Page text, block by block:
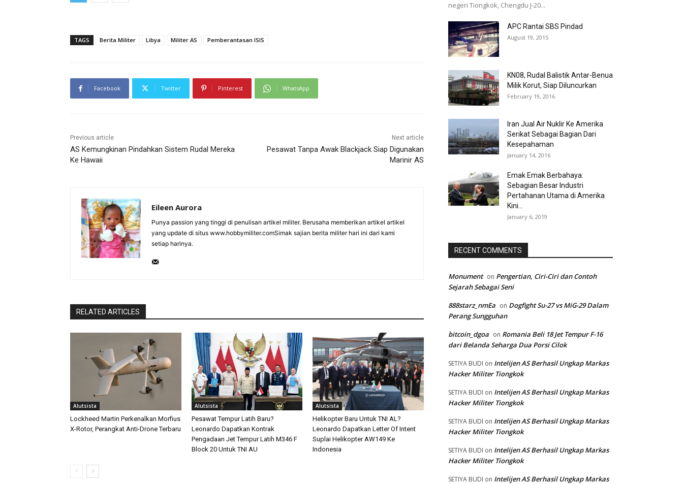
TAGS Berita Militer Libya Militer AS Pemberantasan ISIS
Facebook Twitter Pinterest WhatsApp
Previous article
AS Kemungkinan Pindahkan Sistem Rudal Mereka
Ke Hawaii
Next article
Pesawat Tanpa Awak Blackjack Siap Digunakan
Marinir AS
Eileen Aurora
Punya passion yang tinggi di penulisan artikel militer. Berusaha memberikan artikel artikel
yang update di situs www.hobbymiliter.comSimak sajian berita militer hari ini dari kami
setiap harinya.
RELATED ARTICLES
Alutsista
Lockheed Martin Perkenalkan Morfius
X-Rotor, Perangkat Anti-Drone Terbaru
Alutsista
Pesawat Tempur Latih Baru?
Leonardo Dapatkan Kontrak
Pengadaan Jet Tempur Latih M346 F
Block 20 Untuk TNI AU
Alutsista
Helikopter Baru Untuk TNI AL?
Leonardo Dapatkan Letter Of Intent
Suplai Helikopter AW149 Ke
Indonesia
negeri Tiongkok, Chengdu J-20...
APC Rantai SBS Pindad
August 19, 2015
KN08, Rudal Balistik Antar-Benua
Milik Korut, Siap Diluncurkan
February 19, 2016
Iran Jual Air Nuklir Ke Amerika
Serikat Sebagai Bagian Dari
Kesepahaman
January 14, 2016
Emak Emak Berbahaya:
Sebagian Besar Industri
Pertahanan Utama di Amerika
Kini...
January 6, 2019
RECENT COMMENTS
Monument on Pengertian, Ciri-Ciri dan Contoh
Sejarah Sebagai Seni
888starz_nmEa on Dogfight Su-27 vs MiG-29 Dalam
Perang Sungguhan
bitcoin_dgoa on Romania Beli 18 Jet Tempur F-16
dari Belanda Seharga Dua Porsi Cilok
SETIYA BUDI on Intelijen AS Berhasil Ungkap Markas
Hacker Militer Tiongkok
SETIYA BUDI on Intelijen AS Berhasil Ungkap Markas
Hacker Militer Tiongkok
SETIYA BUDI on Intelijen AS Berhasil Ungkap Markas
Hacker Militer Tiongkok
SETIYA BUDI on Intelijen AS Berhasil Ungkap Markas
Hacker Militer Tiongkok
SETIYA BUDI on Intelijen AS Berhasil Ungkap Markas